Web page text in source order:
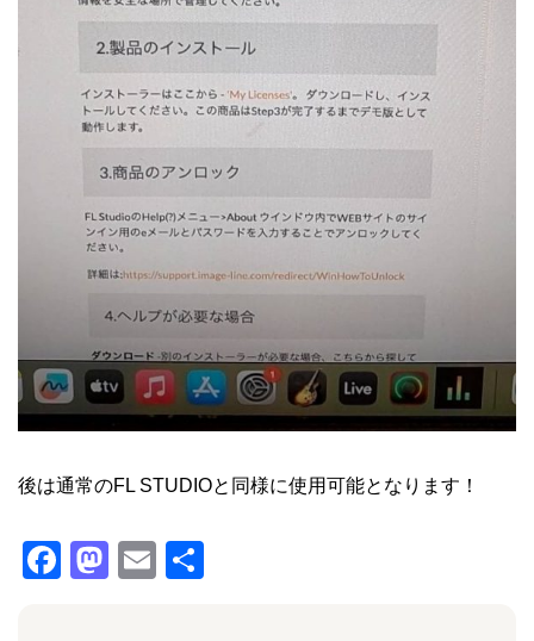
後は通常のFL STUDIOと同様に使用可能となります！
F M E